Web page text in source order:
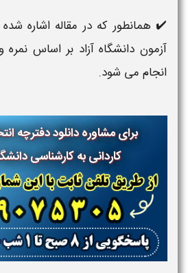
✔️ همانطور که در مقاله اشاره
آزمون دانشگاه آزاد بر اساس نمره
انجام می شود.
برای مشاوره دانلود دفترچه
کاردانی به کارشناسی دانشگاه